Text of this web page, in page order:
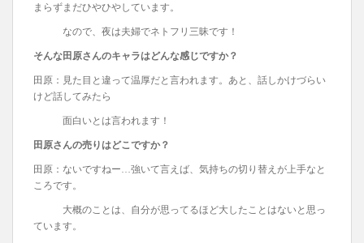
まらずまだひやひやしています。
なので、夜は夫婦でネトフリ三昧です！
そんな田原さんのキャラはどんな感じですか？
田原：見た目と違って温厚だと言われます。あと、話しかけづらい
けど話してみたら
面白いとは言われます！
田原さんの売りはどこですか？
田原：ないですねー…強いて言えば、気持ちの切り替えが上手なと
ころです。
大概のことは、自分が思ってるほど大したことはないと思っ
ています。